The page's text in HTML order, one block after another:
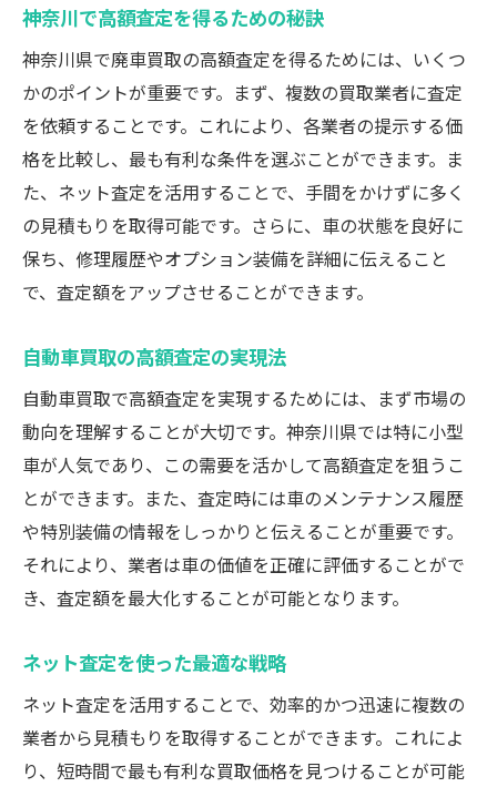
神奈川で高額査定を得るための秘訣
神奈川県で廃車買取の高額査定を得るためには、いくつ
かのポイントが重要です。まず、複数の買取業者に査定
を依頼することです。これにより、各業者の提示する価
格を比較し、最も有利な条件を選ぶことができます。ま
た、ネット査定を活用することで、手間をかけずに多く
の見積もりを取得可能です。さらに、車の状態を良好に
保ち、修理履歴やオプション装備を詳細に伝えること
で、査定額をアップさせることができます。
自動車買取の高額査定の実現法
自動車買取で高額査定を実現するためには、まず市場の
動向を理解することが大切です。神奈川県では特に小型
車が人気であり、この需要を活かして高額査定を狙うこ
とができます。また、査定時には車のメンテナンス履歴
や特別装備の情報をしっかりと伝えることが重要です。
それにより、業者は車の価値を正確に評価することがで
き、査定額を最大化することが可能となります。
ネット査定を使った最適な戦略
ネット査定を活用することで、効率的かつ迅速に複数の
業者から見積もりを取得することができます。これによ
り、短時間で最も有利な買取価格を見つけることが可能